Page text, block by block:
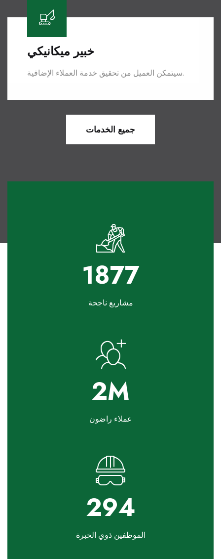
خبير ميكانيكي
سيتمكن العميل من تحقيق خدمة العملاء الإضافية.
جميع الخدمات
2190
مشاريع ناجحة
2.6M
عملاء راضون
350
الموظفين ذوي الخبرة